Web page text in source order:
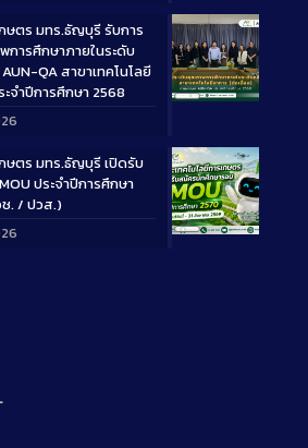
Long
ษตร มทร.ธัญบุรี รับการ
การศึกษาภายในระดับ
QA สาขาเทคโนโลยี
จำปีการศึกษา 2568
Long
ษตร มทร.ธัญบุรี เปิดรับ
ประจำปีการศึกษา
. / ปวส.)